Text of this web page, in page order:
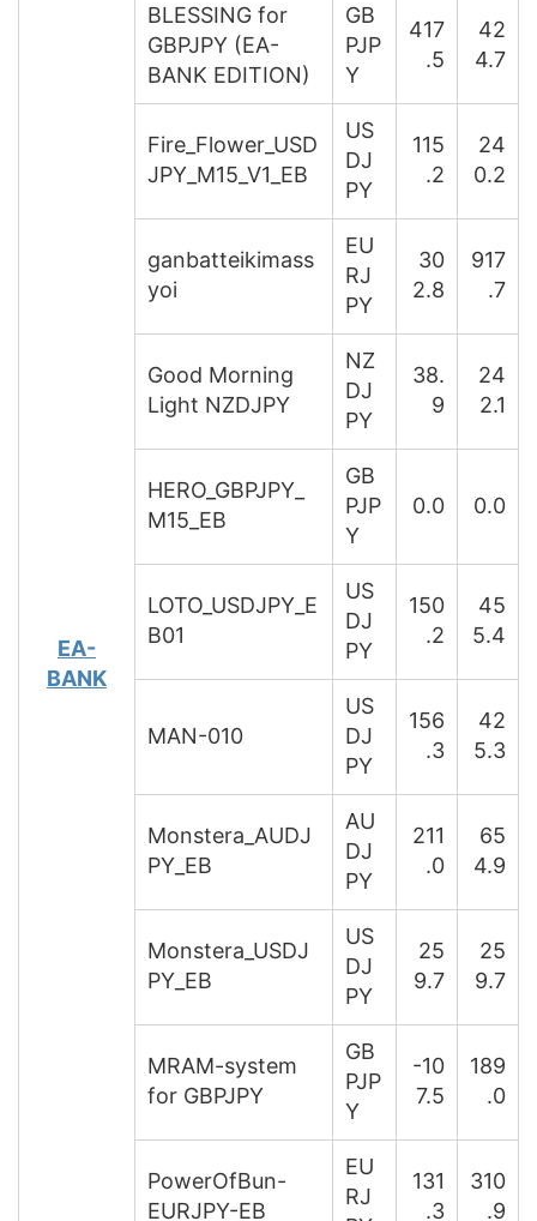
EA-
BANK
BLESSING for
GBPJPY (EA-
BANK EDITION)
GB
PJP
Y
417
.5
42
4.7
Fire_Flower_USD
JPY_M15_V1_EB
US
DJ
PY
115
.2
24
0.2
ganbatteikimass
yoi
EU
RJ
PY
30
2.8
917
.7
Good Morning
Light NZDJPY
NZ
DJ
PY
38.
9
24
2.1
HERO_GBPJPY_
M15_EB
GB
PJP
Y
0.0 0.0
LOTO_USDJPY_E
B01
US
DJ
PY
150
.2
45
5.4
MAN-010
US
DJ
PY
156
.3
42
5.3
Monstera_AUDJ
PY_EB
AU
DJ
PY
211
.0
65
4.9
Monstera_USDJ
PY_EB
US
DJ
PY
25
9.7
25
9.7
MRAM-system
for GBPJPY
GB
PJP
Y
-10
7.5
189
.0
PowerOfBun-
EURJPY-EB
EU
RJ
131
.3
310
.9